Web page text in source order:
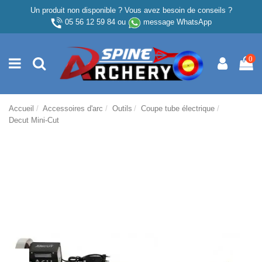
Un produit non disponible ? Vous avez besoin de conseils ?
05 56 12 59 84ou message WhatsApp
0
Accueil Accessoires d'arc Outils
Coupe tube électrique
Decut Mini-Cut